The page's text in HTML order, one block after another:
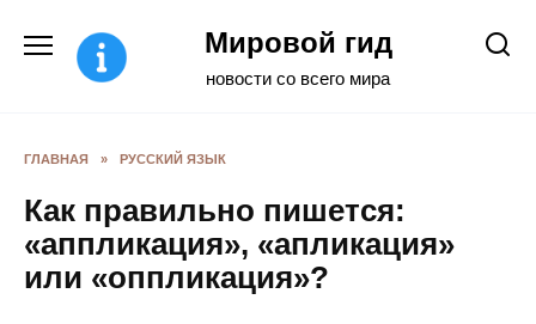
содержанию
Мировой гид
новости со всего мира
ГЛАВНАЯ » РУССКИЙ ЯЗЫК
Как правильно пишется:
«аппликация», «апликация»
или «оппликация»?